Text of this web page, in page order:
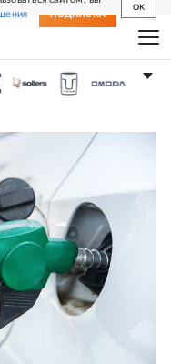
OK
ПОДПИСКА